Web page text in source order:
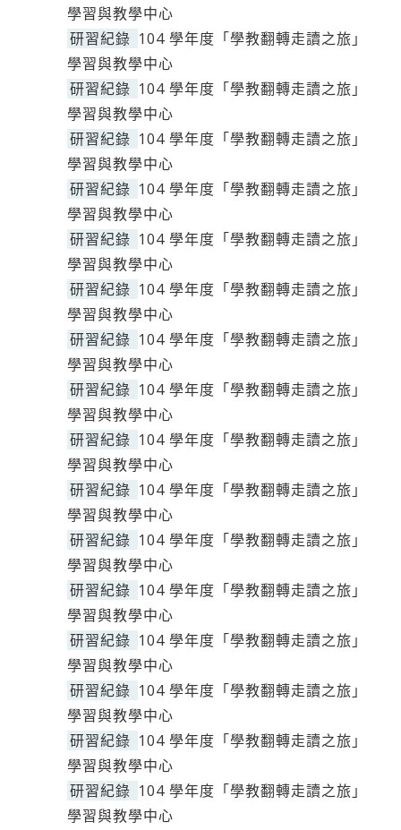
學習與教學中心
研習紀錄 104 學年度「學教翻轉走讀之旅」
學習與教學中心
研習紀錄 104 學年度「學教翻轉走讀之旅」
學習與教學中心
研習紀錄 104 學年度「學教翻轉走讀之旅」
學習與教學中心
研習紀錄 104 學年度「學教翻轉走讀之旅」
學習與教學中心
研習紀錄 104 學年度「學教翻轉走讀之旅」
學習與教學中心
研習紀錄 104 學年度「學教翻轉走讀之旅」
學習與教學中心
研習紀錄 104 學年度「學教翻轉走讀之旅」
學習與教學中心
研習紀錄 104 學年度「學教翻轉走讀之旅」
學習與教學中心
研習紀錄 104 學年度「學教翻轉走讀之旅」
學習與教學中心
研習紀錄 104 學年度「學教翻轉走讀之旅」
學習與教學中心
研習紀錄 104 學年度「學教翻轉走讀之旅」
學習與教學中心
研習紀錄 104 學年度「學教翻轉走讀之旅」
學習與教學中心
研習紀錄 104 學年度「學教翻轉走讀之旅」
學習與教學中心
研習紀錄 104 學年度「學教翻轉走讀之旅」
學習與教學中心
研習紀錄 104 學年度「學教翻轉走讀之旅」
學習與教學中心
研習紀錄 104 學年度「學教翻轉走讀之旅」
學習與教學中心